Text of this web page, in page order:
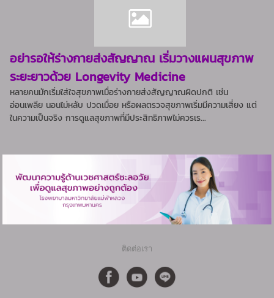
อย่ารอให้ร่างกายส่งสัญญาณ เริ่มวางแผนสุขภาพ
ระยะยาวด้วย Longevity Medicine
หลายคนมักเริ่มใส่ใจสุขภาพเมื่อร่างกายส่งสัญญาณผิดปกติ เช่น
อ่อนเพลีย นอนไม่หลับ ปวดเมื่อย หรือผลตรวจสุขภาพเริ่มมีความเสี่ยง แต่
ในความเป็นจริง การดูแลสุขภาพที่มีประสิทธิภาพไม่ควรเร...
ติดต่อเรา